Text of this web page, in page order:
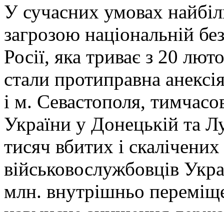
У сучасних умовах
загрозою національній
Росії, яка триває з 20
стали протиправна
і м. Севастополя,
України у Донецькій та
тисяч вбитих і
військовослужбовців
млн. внутрішньо